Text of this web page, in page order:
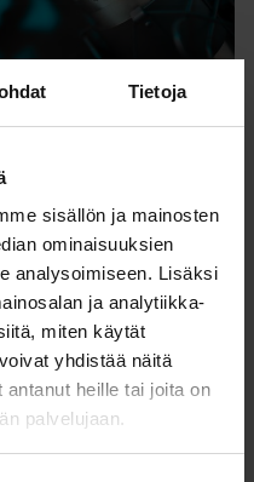
Tietoja
sisällön ja mainosten
ominaisuuksien
analysoimiseen. Lisäksi
ja analytiikka-
miten käytät
yhdistää näitä
heille tai joita on
palvelujaan.
työn merkitys ja